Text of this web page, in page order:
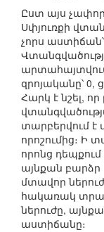
Ըստ այս
Սփյուռքի
չորս
զրոյականը՝ 0,
Հարկ է նշել,
տարբերվում է
որոշումից։ Ի
որոնց
այնքան բարձր
մտավոր
հակառակ
ներուժը,
աստիճանը։